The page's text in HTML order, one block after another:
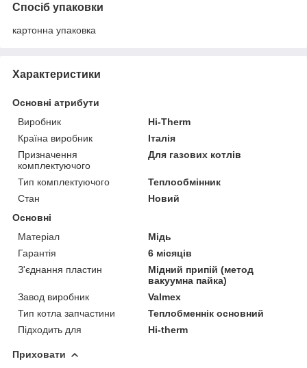
Спосіб упаковки
картонна упаковка
Характеристики
Основні атрибути
Виробник
Hi-Therm
Країна виробник
Італія
Призначення
комплектуючого
Для газових котлів
Тип комплектуючого
Теплообмінник
Стан
Новий
Основні
Матеріал
Мідь
Гарантія
6 місяців
З'єднання пластин
Мідний припій (метод
вакуумна пайка)
Завод виробник
Valmex
Тип котла запчастини
Теплобменнік основний
Підходить для
Hi-therm
Приховати